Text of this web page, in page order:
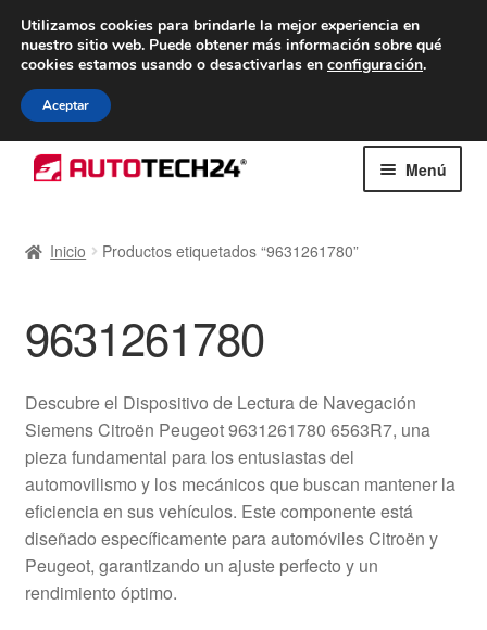
ENTREGA desde 7 EUR
De lunes a viernes de 9 a. m. a 4 p. m.
navegación
al
Menú
Carro
Contacto
Envío al mundo entero
Mi cuenta
Pagos
Inicio Productos etiquetados “9631261780”
9631261780
Descubre el Dispositivo de Lectura de Navegación
Siemens Citroën Peugeot 9631261780 6563R7, una
pieza fundamental para los entusiastas del
automovilismo y los mecánicos que buscan mantener la
eficiencia en sus vehículos. Este componente está
diseñado específicamente para automóviles Citroën y
Peugeot, garantizando un ajuste perfecto y un
rendimiento óptimo.
Utilizamos cookies para brindarle la mejor experiencia en
nuestro sitio web. Puede obtener más información sobre qué
cookies estamos usando o desactivarlas en configuración.
Aceptar